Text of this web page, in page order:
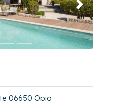
Suivant
06650 Opio